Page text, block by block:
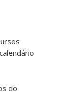
do